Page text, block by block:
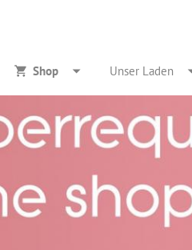
Shop Unser Laden